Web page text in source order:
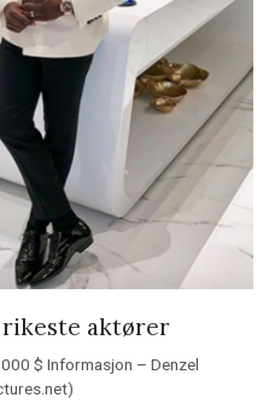
rikeste aktører
$ Informasjon – Denzel